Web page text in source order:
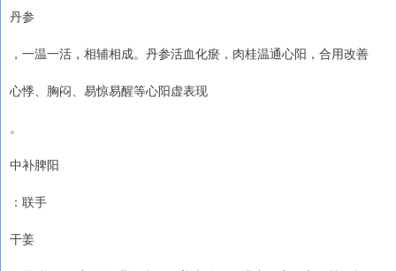
丹参
，一温一活，相辅相成。丹参活血化瘀，肉桂温通心阳，合用改善
心悸、胸闷、易惊易醒等心阳虚表现
。
中补脾阳
：联手
干姜